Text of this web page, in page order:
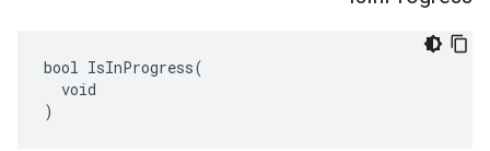
bool IsInProgress(
  void
)